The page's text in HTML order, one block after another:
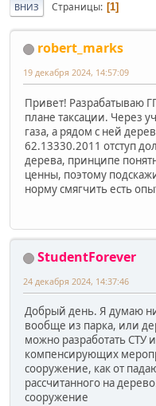
ВНИЗ Страницы 1
robert_marks
19 декабря 2024, 14:57:09
Привет! Разрабатываю
плане таксации. Через
газа, а рядом с ней
62.13330.2011 отступ
дерева, принципе
ценны, поэтому
норму смягчить есть
StudentForever
24 декабря 2024, 14:37:46
Добрый день. Я думаю
вообще из парка, или
можно разработать СТУ
компенсирующих
сооружение, как от
рассчитанного на
сооружение